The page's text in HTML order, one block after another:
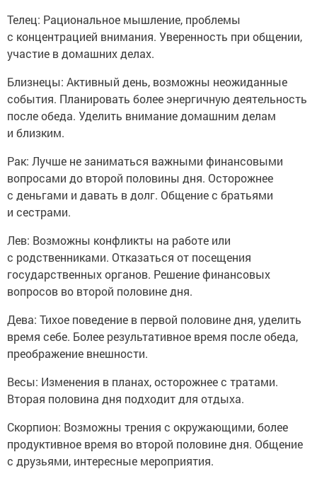
Телец: Рациональное мышление, проблемы
с концентрацией внимания. Уверенность при общении,
участие в домашних делах.
Близнецы: Активный день, возможны неожиданные
события. Планировать более энергичную деятельность
после обеда. Уделить внимание домашним делам
и близким.
Рак: Лучше не заниматься важными финансовыми
вопросами до второй половины дня. Осторожнее
с деньгами и давать в долг. Общение с братьями
и сестрами.
Лев: Возможны конфликты на работе или
с родственниками. Отказаться от посещения
государственных органов. Решение финансовых
вопросов во второй половине дня.
Дева: Тихое поведение в первой половине дня, уделить
время себе. Более результативное время после обеда,
преображение внешности.
Весы: Изменения в планах, осторожнее с тратами.
Вторая половина дня подходит для отдыха.
Скорпион: Возможны трения с окружающими, более
продуктивное время во второй половине дня. Общение
с друзьями, интересные мероприятия.